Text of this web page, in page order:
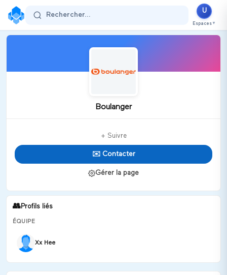
Rechercher...
U
Espaces ▼
Boulanger
+ Suivre
✉️ Contacter
Gérer la page
👥Profils liés
ÉQUIPE
Xx Hee